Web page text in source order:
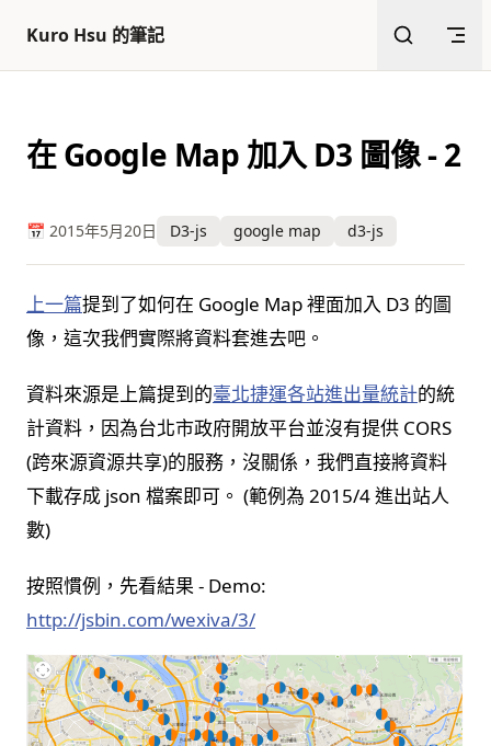
跳至內容
Kuro Hsu 的筆記
返回頂部
在 Google Map 加入 D3 圖像 - 2
📅 2015年5月20日 D3-js google map d3-js
上一篇提到了如何在 Google Map 裡面加入 D3 的圖
像，這次我們實際將資料套進去吧。
資料來源是上篇提到的臺北捷運各站進出量統計的統
計資料，因為台北市政府開放平台並沒有提供 CORS
(跨來源資源共享)的服務，沒關係，我們直接將資料
下載存成 json 檔案即可。 (範例為 2015/4 進出站人
數)
按照慣例，先看結果 - Demo:
http://jsbin.com/wexiva/3/